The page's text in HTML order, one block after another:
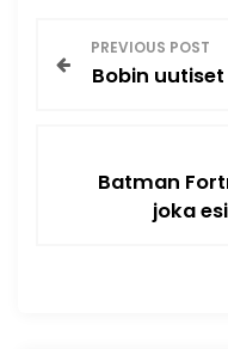
PREVIOUS POST
Bobin
Batman
joka